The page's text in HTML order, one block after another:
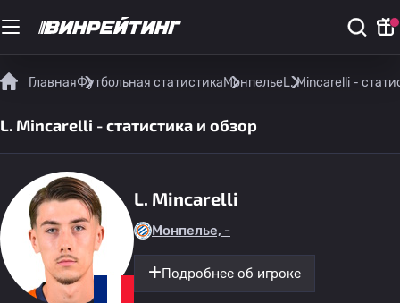
ГлавнаяФутбольная статистикаМонпельеL. Mincarelli -
L. Mincarelli - статистика и обзор
L. Mincarelli
Монпелье, -
Подробнее об игроке